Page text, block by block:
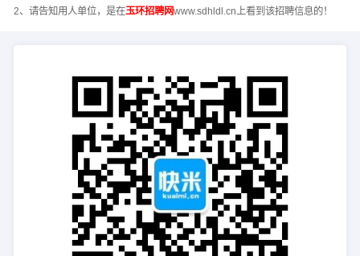
2、请告知用人单位，是在玉环招聘网www.sdhldl.cn上看到该招聘信息的！